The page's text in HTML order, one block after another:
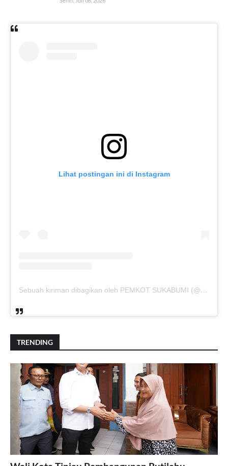
Lihat postingan ini di Instagram
Sebuah kiriman dibagikan oleh PEMKOT SUKABUMI (@pemkotsukabumi_)
TRENDING